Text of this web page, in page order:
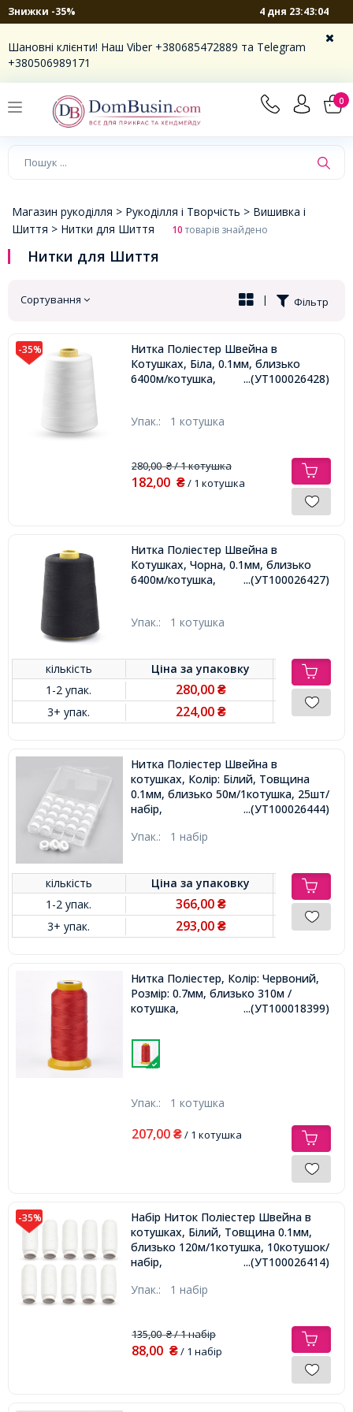
Знижки -35% 4 дня 23:43:03
Шановні клієнти! Наш Viber +380685472889 та Telegram
+380506989171
0
×
Магазин рукоділля > Рукоділля і Творчість > Вишивка і
Шиття > Нитки для Шиття 10товарів знайдено
Нитки для Шиття
Сортування Фільтр
|
-35%
Нитка Поліестер Швейна в
Котушках, Біла, 0.1мм, близько
6400м/котушка,
...(УТ100026428)
Упак.: 1 котушка
280,00₴/ 1 котушка
182,00 ₴/ 1 котушка
Нитка Поліестер Швейна в
Котушках, Чорна, 0.1мм, близько
6400м/котушка,
...(УТ100026427)
Упак.: 1 котушка
кількість Ціна заупаковку
1-2 упак.
280,00 ₴
3+ упак. 224,00 ₴
Нитка Поліестер Швейна в
котушках, Колір: Білий, Товщина
0.1мм, близько 50м/1котушка, 25шт/
набір,
...(УТ100026444)
Упак.: 1 набір
кількість Ціна заупаковку
1-2 упак.
366,00 ₴
3+ упак. 293,00 ₴
Нитка Поліестер, Колір: Червоний,
Розмір: 0.7мм, близько 310м /
котушка,
...(УТ100018399)
Упак.: 1 котушка
207,00 ₴/ 1 котушка
-35%
Набір Ниток Поліестер Швейна в
котушках, Білий, Товщина 0.1мм,
близько 120м/1котушка, 10котушок/
набір,
...(УТ100026414)
Упак.: 1 набір
135,00₴/ 1 набір
88,00 ₴/ 1 набір